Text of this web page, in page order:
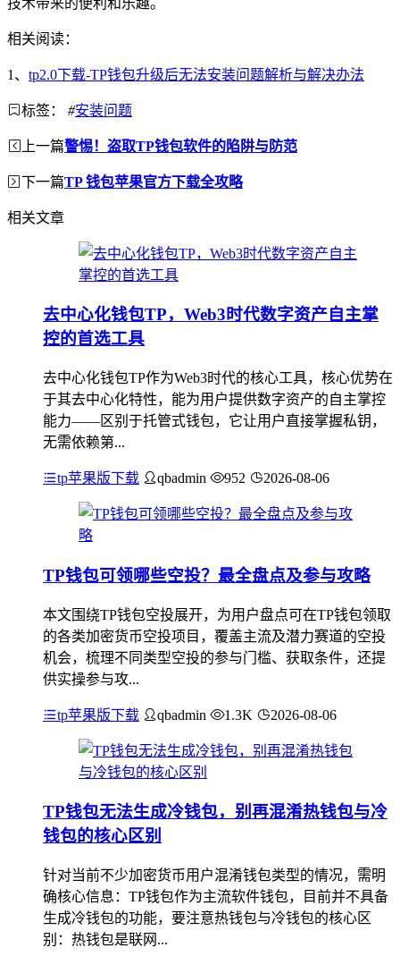
相关阅读：
1、 tp2.0下载-TP钱包升级后无法安装问题解析与解决办法
标签： #安装问题
上一篇警惕！盗取TP钱包软件的陷阱与防范
下一篇TP 钱包苹果官方下载全攻略
相关文章
去中心化钱包TP，Web3时代数字资产自主掌
控的首选工具
去中心化钱包TP作为Web3时代的核心工具，核心优势在
于其去中心化特性，能为用户提供数字资产的自主掌控
能力——区别于托管式钱包，它让用户直接掌握私钥，
无需依赖第...
tp苹果版下载 qbadmin 952 2026-08-06
TP钱包可领哪些空投？最全盘点及参与攻略
本文围绕TP钱包空投展开，为用户盘点可在TP钱包领取
的各类加密货币空投项目，覆盖主流及潜力赛道的空投
机会，梳理不同类型空投的参与门槛、获取条件，还提
供实操参与攻...
tp苹果版下载 qbadmin 1.3K 2026-08-06
TP钱包无法生成冷钱包，别再混淆热钱包与冷
钱包的核心区别
针对当前不少加密货币用户混淆钱包类型的情况，需明
确核心信息：TP钱包作为主流软件钱包，目前并不具备
生成冷钱包的功能，要注意热钱包与冷钱包的核心区
别：热钱包是联网...